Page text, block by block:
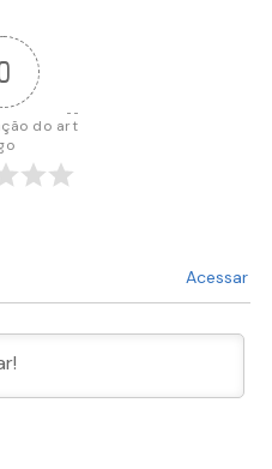
do art
Acessar